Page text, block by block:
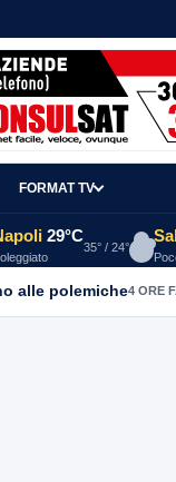
FORMAT TV
29°C
35° / 24°
alle polemiche4 ORE